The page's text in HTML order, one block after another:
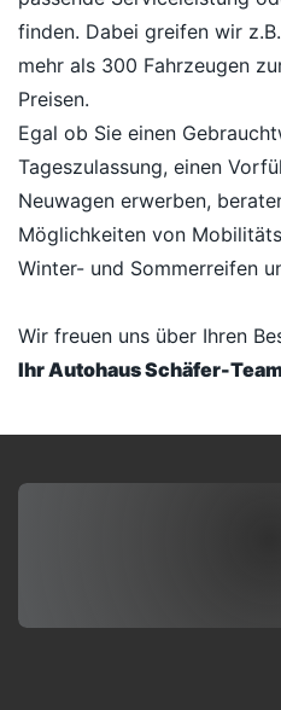
finden. Dabei greifen wir
mehr als 300 Fahrzeugen
Preisen.
Egal ob Sie einen
Tageszulassung, einen
Neuwagen erwerben,
Möglichkeiten von
Winter- und Sommerreifen
Wir freuen uns über Ihren
Ihr Autohaus Schäfer-